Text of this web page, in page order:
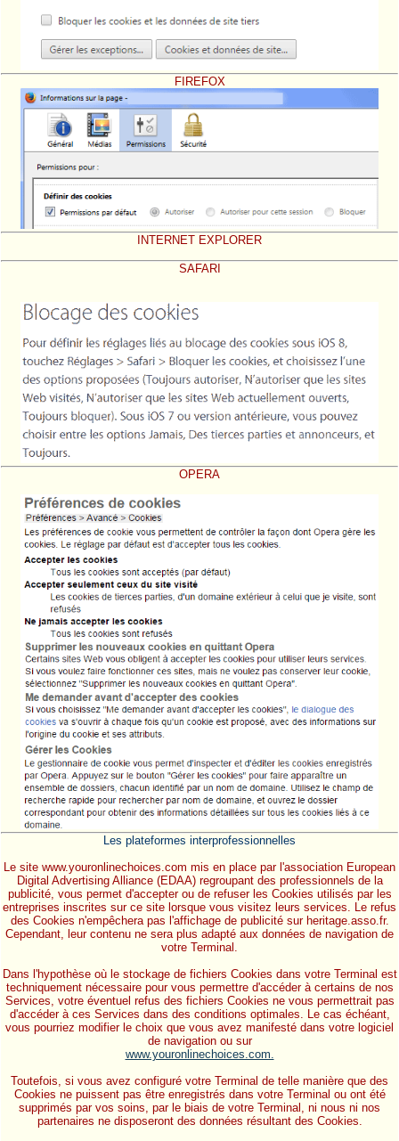
FIREFOX
INTERNET EXPLORER
SAFARI
OPERA
Les plateformes interprofessionnelles
Le site www.youronlinechoices.com mis en place par l'association European
Digital Advertising Alliance (EDAA) regroupant des professionnels de la
publicité, vous permet d'accepter ou de refuser les Cookies utilisés par les
entreprises inscrites sur ce site lorsque vous visitez leurs services. Le refus
des Cookies n'empêchera pas l'affichage de publicité sur heritage.asso.fr.
Cependant, leur contenu ne sera plus adapté aux données de navigation de
votre Terminal.
Dans l'hypothèse où le stockage de fichiers Cookies dans votre Terminal est
techniquement nécessaire pour vous permettre d'accéder à certains de nos
Services, votre éventuel refus des fichiers Cookies ne vous permettrait pas
d'accéder à ces Services dans des conditions optimales. Le cas échéant,
vous pourriez modifier le choix que vous avez manifesté dans votre logiciel
de navigation ou sur
www.youronlinechoices.com.
Toutefois, si vous avez configuré votre Terminal de telle manière que des
Cookies ne puissent pas être enregistrés dans votre Terminal ou ont été
supprimés par vos soins, par le biais de votre Terminal, ni nous ni nos
partenaires ne disposeront des données résultant des Cookies.